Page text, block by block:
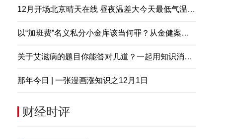
12月开场北京晴天在线 昼夜温差大今天最低气温仅-5℃
以“加班费”名义私分小金库该当何罪？从金健案说起
关于艾滋病的题目你能答对几道？一起用知识消除误解
那年今日 | 一张漫画涨知识之12月1日
财经时评